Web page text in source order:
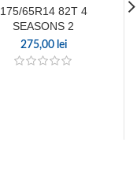
175/65R14 82T 4
SEASONS 2
275,00 lei